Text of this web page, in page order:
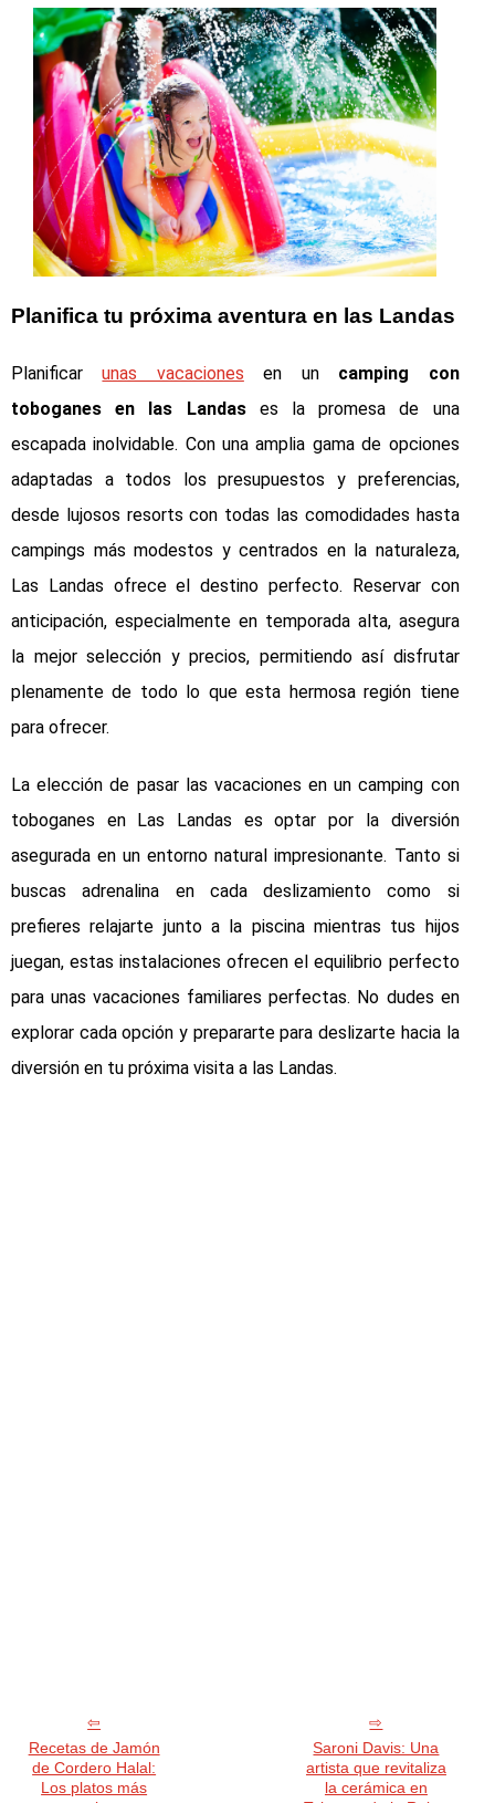
Planifica tu próxima aventura en las Landas
Planificarunas vacaciones en un camping con
toboganes en las Landases la promesa de una
escapada inolvidable. Con una amplia gama de opciones
adaptadas a todos los presupuestos y preferencias,
desde lujosos resorts con todas las comodidades hasta
campings más modestos y centrados en la naturaleza,
Las Landas ofrece el destino perfecto. Reservar con
anticipación, especialmente en temporada alta, asegura
la mejor selección y precios, permitiendo así disfrutar
plenamente de todo lo que esta hermosa región tiene
para ofrecer.
La elección de pasar las vacaciones en un camping con
toboganes en Las Landas es optar por la diversión
asegurada en un entorno natural impresionante. Tanto si
buscas adrenalina en cada deslizamiento como si
prefieres relajarte junto a la piscina mientras tus hijos
juegan, estas instalaciones ofrecen el equilibrio perfecto
para unas vacaciones familiares perfectas. No dudes en
explorar cada opción y prepararte para deslizarte hacia la
diversión en tu próxima visita a las Landas.
Recetas de Jamón
de Cordero Halal:
Los platos más
Saroni Davis: Una
artista que revitaliza
la cerámica en